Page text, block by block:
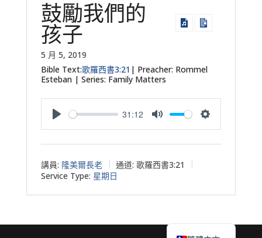
鼓勵我們的
孩子
5 月 5, 2019
Bible Text:歌羅西書3:21 | Preacher: Rommel
Esteban | Series: Family Matters
31:12
講員: 隆美爾長老 通道: 歌羅西書3:21
Service Type: 星期日